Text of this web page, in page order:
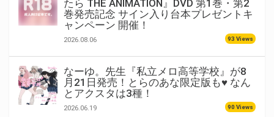
たら THE ANIMATION』DVD 第1巻・第2
巻発売記念 サイン入り台本プレゼントキ
ャンペーン 開催！
2026.08.06 93 Views
なーゆ。先生『私立メロ高等学校』が8
月21日発売！とらのあな限定版も♥ なん
とアクスタは3種！
2026.06.19 90 Views